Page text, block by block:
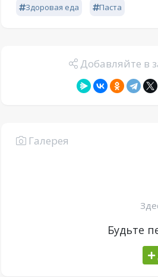
Здоровая еда Паста
Добавляйте в
Галерея
Будьте